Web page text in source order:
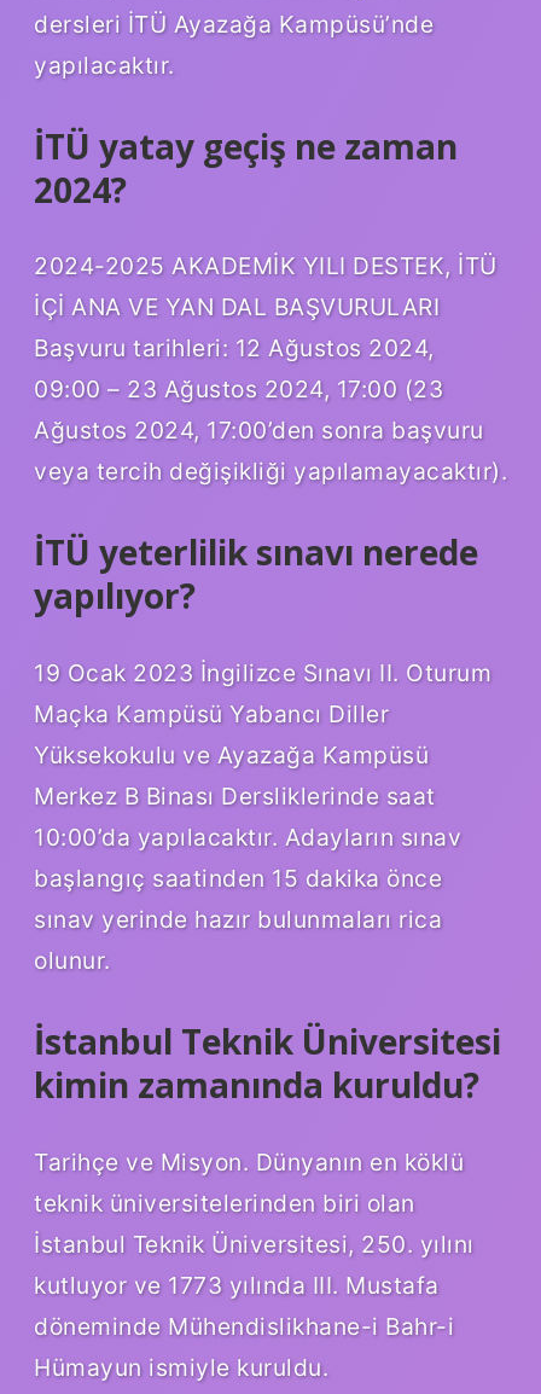
dersleri İTÜ Ayazağa Kampüsü’nde
yapılacaktır.
İTÜ yatay geçiş ne zaman
2024?
2024-2025 AKADEMİK YILI DESTEK, İTÜ
İÇİ ANA VE YAN DAL BAŞVURULARI
Başvuru tarihleri: 12 Ağustos 2024,
09:00 – 23 Ağustos 2024, 17:00 (23
Ağustos 2024, 17:00’den sonra başvuru
veya tercih değişikliği yapılamayacaktır).
İTÜ yeterlilik sınavı nerede
yapılıyor?
19 Ocak 2023 İngilizce Sınavı II. Oturum
Maçka Kampüsü Yabancı Diller
Yüksekokulu ve Ayazağa Kampüsü
Merkez B Binası Dersliklerinde saat
10:00’da yapılacaktır. Adayların sınav
başlangıç ​​saatinden 15 dakika önce
sınav yerinde hazır bulunmaları rica
olunur.
İstanbul Teknik Üniversitesi
kimin zamanında kuruldu?
Tarihçe ve Misyon. Dünyanın en köklü
teknik üniversitelerinden biri olan
İstanbul Teknik Üniversitesi, 250. yılını
kutluyor ve 1773 yılında III. Mustafa
döneminde Mühendislikhane-i Bahr-i
Hümayun ismiyle kuruldu.